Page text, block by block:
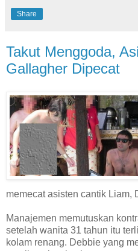
Share
Takut Menggoda,
Gallagher Dipecat
memecat asisten cantik Liam,
Manajemen memutuskan
setelah wanita 31 tahun itu
kolam renang. Debbie yang